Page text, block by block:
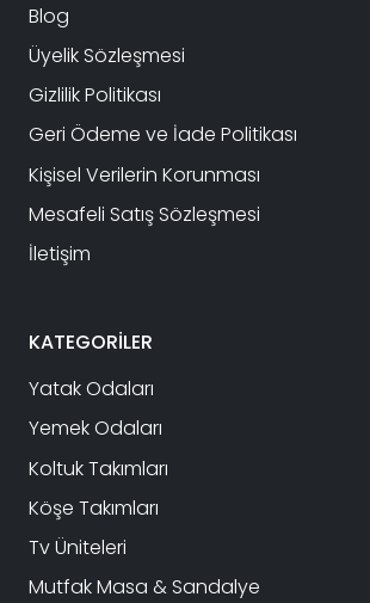
Blog
Üyelik Sözleşmesi
Gizlilik Politikası
Geri Ödeme ve İade Politikası
Kişisel Verilerin Korunması
Mesafeli Satış Sözleşmesi
İletişim
KATEGORİLER
Yatak Odaları
Yemek Odaları
Koltuk Takımları
Köşe Takımları
Tv Üniteleri
Mutfak Masa & Sandalye